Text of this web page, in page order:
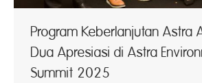
Program Keberlanjutan Astra
Dua Apresiasi di Astra
Summit 2025